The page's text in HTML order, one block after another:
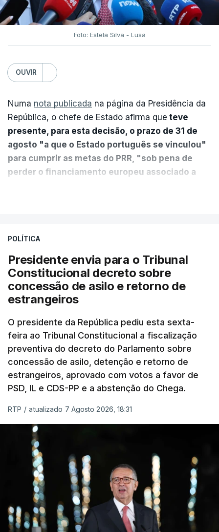
Foto: Estela Silva - Lusa
OUVIR
Numa nota publicada na página da Presidência da
República, o chefe de Estado afirma que teve
presente, para esta decisão, o prazo de 31 de
agosto "a que o Estado português se vinculou"
para cumprir as metas do PRR, "sob pena de
perder o financiamento europeu associado a
sistema mais simples, mais justo e transparente".
"Sempre que seja possível reduzir burocracias,
eliminar sobreposições e garantir que os apoios
chegam a quem mais necessita, estaremos a dar
um passo na direção certa", argumenta o
Presidente da República.
Assegurar que "ninguém é
prejudicado"
O Preisdente deixa, no entanto, deixa alguns
avisos:uma reforma desta dimensão "deve ter
como primeiro critério a proteção das pessoas"
e "nenhum processo de simplificação pode
traduzir-se numa diminuição da proteção
social".
António José Seguro vinca que se deverá
assegurar que "ninguém é prejudicado face à
POLÍTICA
Presidente envia para o Tribunal
Constitucional decreto sobre
concessão de asilo e retorno de
estrangeiros
O presidente da República pediu esta sexta-
feira ao Tribunal Constitucional a fiscalização
preventiva do decreto do Parlamento sobre
concessão de asilo, detenção e retorno de
estrangeiros, aprovado com votos a favor de
PSD, IL e CDS-PP e a abstenção do Chega.
RTP / atualizado 7 Agosto 2026, 18:31